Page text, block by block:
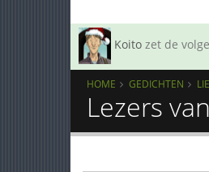
Koito zet de
HOME GEDICHTEN
Lezers